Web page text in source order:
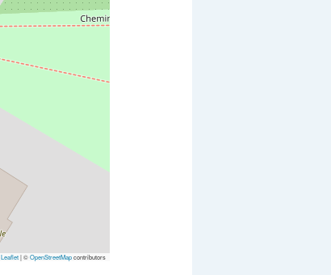
Leaflet|©OpenStreetMapcontributors